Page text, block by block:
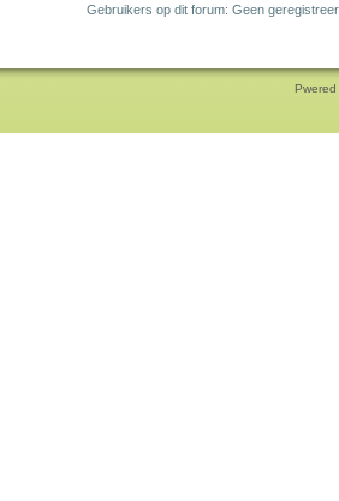
Gebruikers op dit forum: Geen